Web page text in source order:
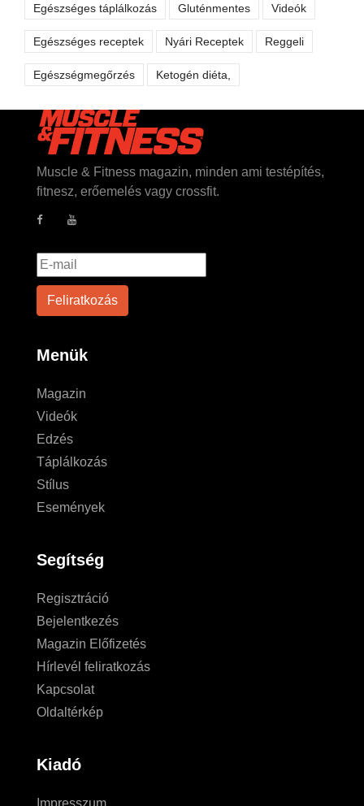
Egészséges táplálkozás Gluténmentes Videók
Egészséges receptek Nyári Receptek Reggeli
Egészségmegőrzés Ketogén diéta,
Muscle & Fitness magazin, minden ami testépítés,
fitnesz, erőemelés vagy crossfit.
Menük
Magazin
Videók
Edzés
Táplálkozás
Stílus
Események
Segítség
Regisztráció
Bejelentkezés
Magazin Előfizetés
Hírlevél feliratkozás
Kapcsolat
Oldaltérkép
Kiadó
Impresszum